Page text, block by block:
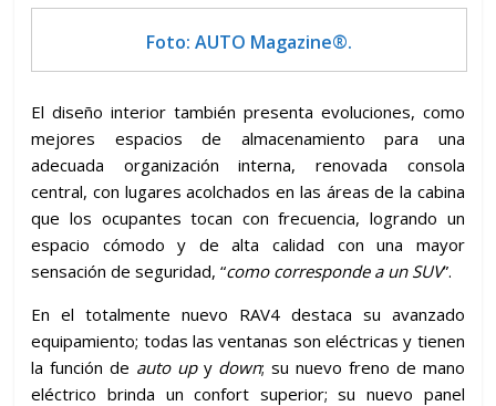
Foto: AUTO Magazine®.
El diseño interior también presenta evoluciones, como
mejores espacios de almacenamiento para una
adecuada organización interna, renovada consola
central, con lugares acolchados en las áreas de la cabina
que los ocupantes tocan con frecuencia, logrando un
espacio cómodo y de alta calidad con una mayor
sensación de seguridad, “como corresponde a un SUV”.
En el totalmente nuevo RAV4 destaca su avanzado
equipamiento; todas las ventanas son eléctricas y tienen
la función de auto upy down; su nuevo freno de mano
eléctrico brinda un confort superior; su nuevo panel